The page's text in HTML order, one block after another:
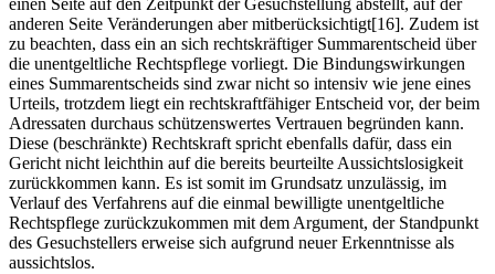
einen Seite auf den Zeitpunkt der Gesuchstellung abstellt, auf der
anderen Seite Veränderungen aber mitberücksichtigt[16]. Zudem ist
zu beachten, dass ein an sich rechtskräftiger Summarentscheid über
die unentgeltliche Rechtspflege vorliegt. Die Bindungswirkungen
eines Summarentscheids sind zwar nicht so intensiv wie jene eines
Urteils, trotzdem liegt ein rechtskraftfähiger Entscheid vor, der beim
Adressaten durchaus schützenswertes Vertrauen begründen kann.
Diese (beschränkte) Rechtskraft spricht ebenfalls dafür, dass ein
Gericht nicht leichthin auf die bereits beurteilte Aussichtslosigkeit
zurückkommen kann. Es ist somit im Grundsatz unzulässig, im
Verlauf des Verfahrens auf die einmal bewilligte unentgeltliche
Rechtspflege zurückzukommen mit dem Argument, der Standpunkt
des Gesuchstellers erweise sich aufgrund neuer Erkenntnisse als
aussichtslos.